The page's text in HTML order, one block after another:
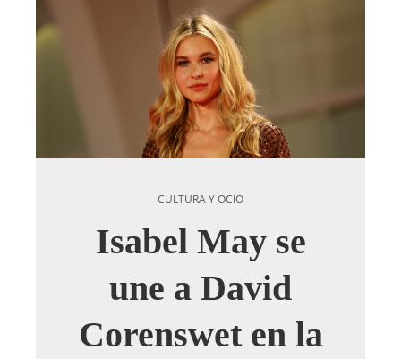
CULTURA Y OCIO
Isabel May se
une a David
Corenswet en la